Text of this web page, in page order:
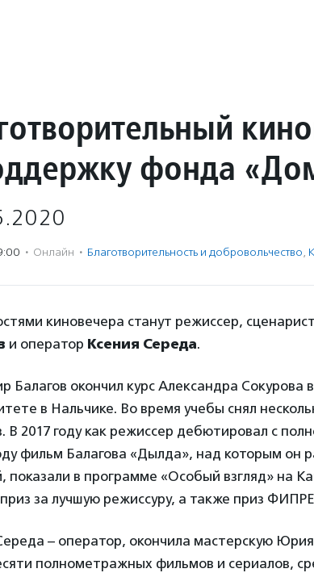
фонда
· Онлайн · Благотвори­тель­ность и доброволь­чест­во,
киновечера станут режиссер,
и оператор Ксения Середа.
Балагов окончил курс Александра Сокурова
в Нальчике. Во время учебы снял
В 2017 году как режиссер дебютировал с
фильм Балагова «Дылда», над которым он
показали в программе «Особый взгляд» на
приз за лучшую режиссуру, а также приз
– оператор, окончила мастерскую
полнометражных фильмов и сериалов,